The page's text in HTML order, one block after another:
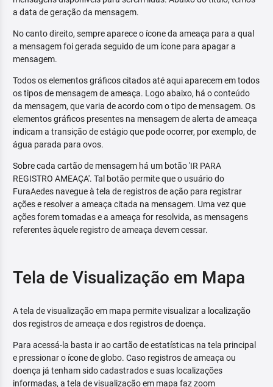
a data de geração da mensagem.
No canto direito, sempre aparece o ícone da ameaça para a qual
a mensagem foi gerada seguido de um ícone para apagar a
mensagem.
Todos os elementos gráficos citados até aqui aparecem em todos
os tipos de mensagem de ameaça. Logo abaixo, há o conteúdo
da mensagem, que varia de acordo com o tipo de mensagem. Os
elementos gráficos presentes na mensagem de alerta de ameaça
indicam a transição de estágio que pode ocorrer, por exemplo, de
água parada para ovos.
Sobre cada cartão de mensagem há um botão 'IR PARA
REGISTRO AMEAÇA'. Tal botão permite que o usuário do
FuraAedes navegue à tela de registros de ação para registrar
ações e resolver a ameaça citada na mensagem. Uma vez que
ações forem tomadas e a ameaça for resolvida, as mensagens
referentes àquele registro de ameaça devem cessar.
Tela de Visualização em Mapa
A tela de visualização em mapa permite visualizar a localização
dos registros de ameaça e dos registros de doença.
Para acessá-la basta ir ao cartão de estatísticas na tela principal
e pressionar o ícone de globo. Caso registros de ameaça ou
doença já tenham sido cadastrados e suas localizações
informadas, a tela de visualização em mapa faz zoom